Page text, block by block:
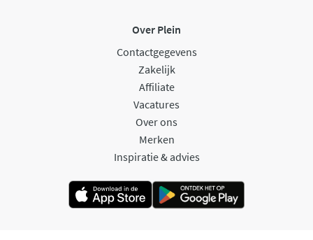
Over Plein
Contactgegevens
Zakelijk
Affiliate
Vacatures
Over ons
Merken
Inspiratie & advies